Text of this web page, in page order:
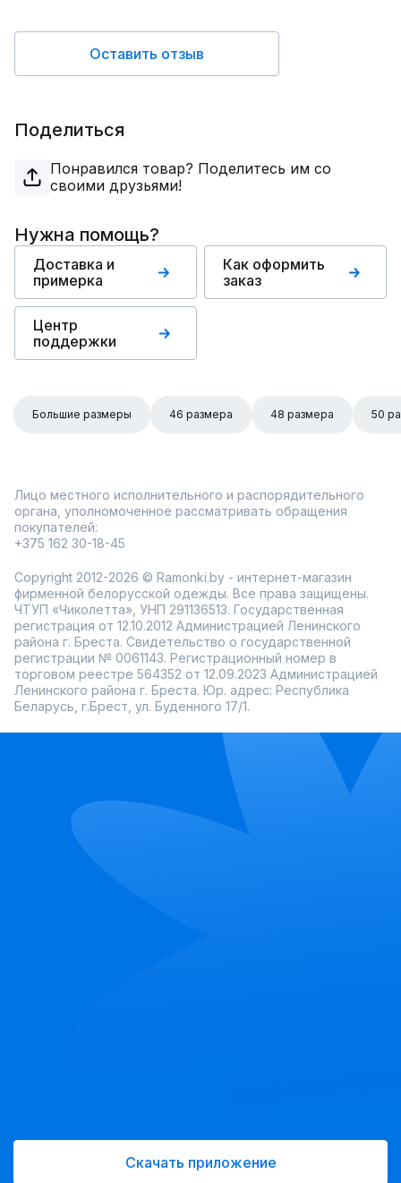
Оставить отзыв
Поделиться
Понравился товар? Поделитесь им со
своими друзьями!
Нужна помощь?
Доставка и
примерка
Как оформить
заказ
Центр
поддержки
Большие размеры 46 размера 48 размера 50
Лицо местного исполнительного и распорядительного
органа, уполномоченное рассматривать обращения
покупателей:
+375 162 30-18-45
Copyright 2012-2026 © Ramonki.by - интернет-магазин
фирменной белорусской одежды. Все права защищены.
ЧТУП «Чиколетта», УНП 291136513. Государственная
регистрация от 12.10.2012 Администрацией Ленинского
района г. Бреста. Свидетельство о государственной
регистрации № 0061143. Регистрационный номер в
торговом реестре 564352 от 12.09.2023 Администрацией
Ленинского района г. Бреста. Юр. адрес: Республика
Беларусь, г.Брест, ул. Буденного 17/1.
Скачать приложение